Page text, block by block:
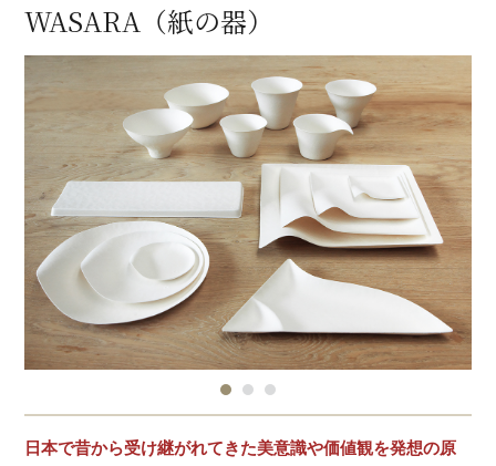
WASARA（紙の器）
日本で昔から受け継がれてきた美意識や価値観を発想の原